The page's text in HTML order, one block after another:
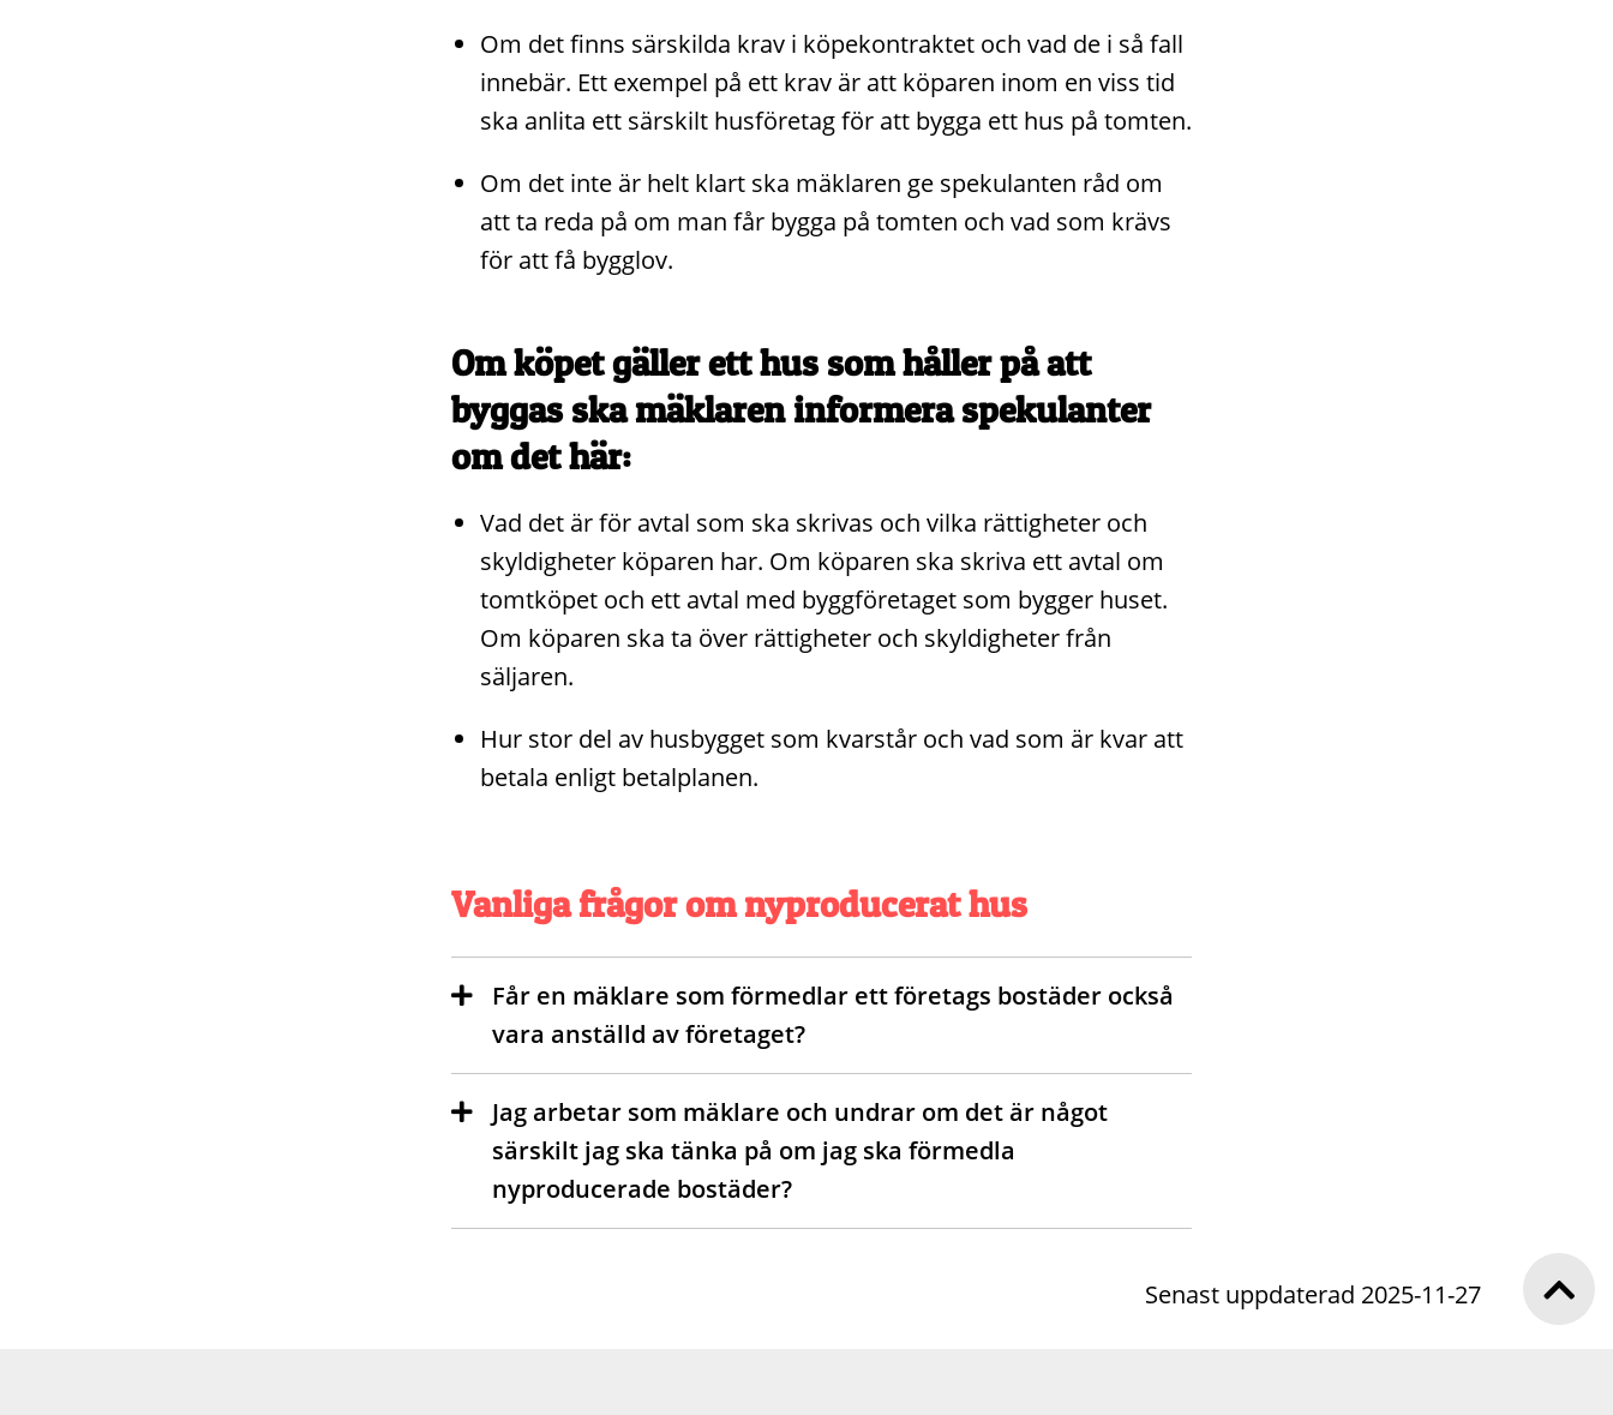
Om det finns särskilda krav i köpekontraktet och vad de i så fall
innebär. Ett exempel på ett krav är att köparen inom en viss tid
ska anlita ett särskilt husföretag för att bygga ett hus på tomten.
Om det inte är helt klart ska mäklaren ge spekulanten råd om
att ta reda på om man får bygga på tomten och vad som krävs
för att få bygglov.
Om köpet gäller ett hus som håller på att
byggas ska mäklaren informera spekulanter
om det här:
Vad det är för avtal som ska skrivas och vilka rättigheter och
skyldigheter köparen har. Om köparen ska skriva ett avtal om
tomtköpet och ett avtal med byggföretaget som bygger huset.
Om köparen ska ta över rättigheter och skyldigheter från
säljaren.
Hur stor del av husbygget som kvarstår och vad som är kvar att
betala enligt betalplanen.
Vanliga frågor om nyproducerat hus
Får en mäklare som förmedlar ett företags bostäder också
vara anställd av företaget?
Jag arbetar som mäklare och undrar om det är något
särskilt jag ska tänka på om jag ska förmedla
nyproducerade bostäder?
Senast uppdaterad 2025-11-27